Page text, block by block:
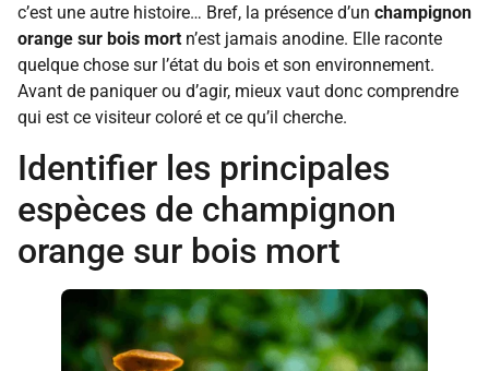
c’est une autre histoire… Bref, la présence d’un champignon
orange sur bois mort n’est jamais anodine. Elle raconte
quelque chose sur l’état du bois et son environnement.
Avant de paniquer ou d’agir, mieux vaut donc comprendre
qui est ce visiteur coloré et ce qu’il cherche.
Identifier les principales
espèces de champignon
orange sur bois mort